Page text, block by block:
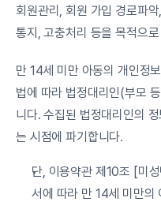
회원관리, 회원 가입 경로파
통지, 고충처리 등을 목적으
만 14세 미만 아동의 개인정
법에 따라 법정대리인(부모
니다. 수집된 법정대리인의
는 시점에 파기합니다.
단, 이용약관 제10조 [미
서에 따라 만 14세 미만